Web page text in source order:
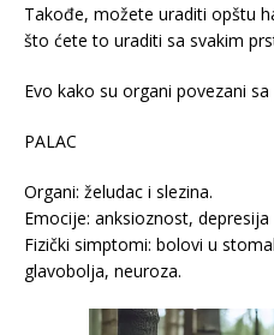
Takođe, možete uraditi opštu
što ćete to uraditi sa svakim
Evo kako su organi povezani
PALAC
Organi: želudac i slezina.
Emocije: anksioznost,
Fizički simptomi: bolovi u
glavobolja, neuroza.